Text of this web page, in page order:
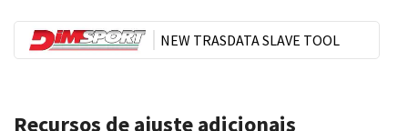
NEW TRASDATA SLAVE TOOL
Recursos de ajuste adicionais